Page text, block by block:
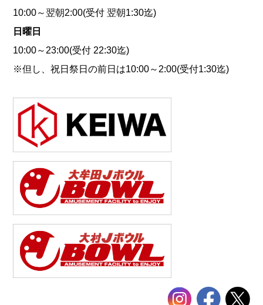
10:00～翌朝2:00(受付 翌朝1:30迄)
日曜日
10:00～23:00(受付 22:30迄)
※但し、祝日祭日の前日は10:00～2:00(受付1:30迄)